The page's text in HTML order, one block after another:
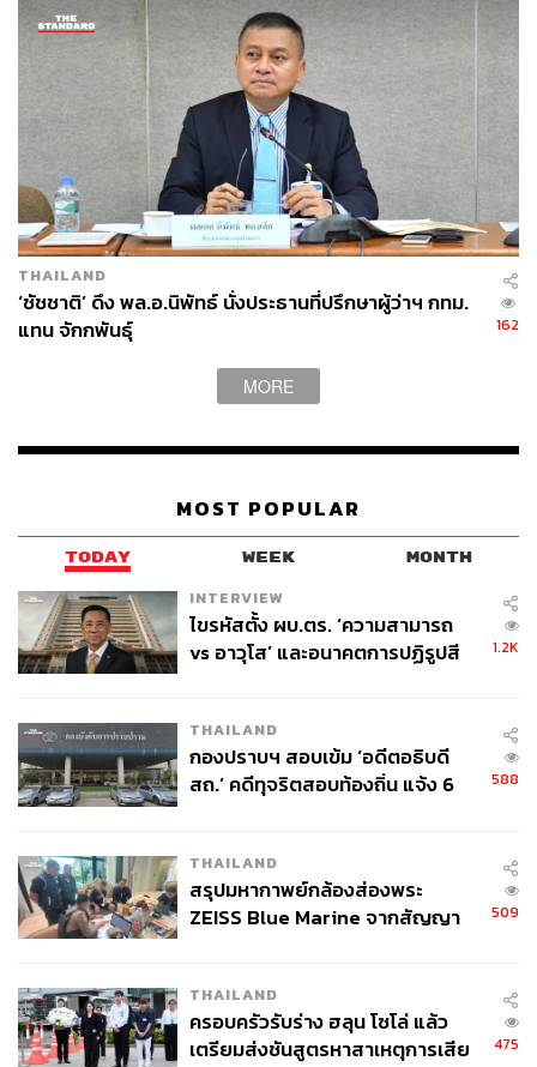
THAILAND
‘ชัชชาติ’ ดึง พล.อ.นิพัทธ์ นั่งประธานที่ปรึกษาผู้ว่าฯ กทม.
แทน จักกพันธุ์
162
MORE
MOST POPULAR
TODAY WEEK MONTH
INTERVIEW
ไขรหัสตั้ง ผบ.ตร. ‘ความสามารถ
vs อาวุโส’ และอนาคตการปฏิรูปสี
1.2K
THAILAND
กองปราบฯ สอบเข้ม ‘อดีตอธิบดี
สถ.’ คดีทุจริตสอบท้องถิ่น แจ้ง 6
588
THAILAND
สรุปมหากาพย์กล้องส่องพระ
ZEISS Blue Marine จากสัญญา
จ่ายหนี้-แอบระบุแบรนด์
509
THAILAND
ครอบครัวรับร่าง ฮลุน โซโล่ แล้ว
เตรียมส่งชันสูตรหาสาเหตุการเสีย
475